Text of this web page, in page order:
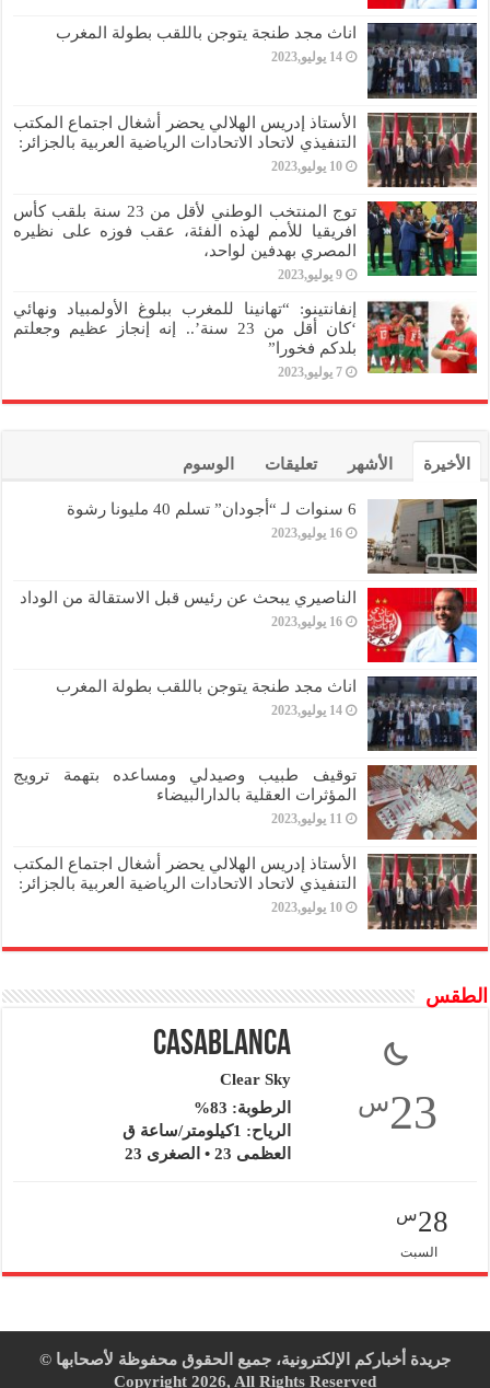
اناث مجد طنجة يتوجن باللقب بطولة المغرب
14 يوليو,2023
الأستاذ إدريس الهلالي يحضر أشغال اجتماع المكتب
التنفيذي لاتحاد الاتحادات الرياضية العربية بالجزائر:
10 يوليو,2023
توج المنتخب الوطني لأقل من 23 سنة بلقب كأس
افريقيا للأمم لهذه الفئة، عقب فوزه على نظيره
المصري بهدفين لواحد،
9 يوليو,2023
إنفانتينو: “تهانينا للمغرب ببلوغ الأولمبياد ونهائي
‘كان أقل من 23 سنة’.. إنه إنجاز عظيم وجعلتم
بلدكم فخورا”
7 يوليو,2023
الأخيرة الأشهر تعليقات الوسوم
6 سنوات لـ “أجودان” تسلم 40 مليونا رشوة
16 يوليو,2023
الناصيري يبحث عن رئيس قبل الاستقالة من الوداد
16 يوليو,2023
اناث مجد طنجة يتوجن باللقب بطولة المغرب
14 يوليو,2023
توقيف طبيب وصيدلي ومساعده بتهمة ترويج
المؤثرات العقلية بالدارالبيضاء
11 يوليو,2023
الأستاذ إدريس الهلالي يحضر أشغال اجتماع المكتب
التنفيذي لاتحاد الاتحادات الرياضية العربية بالجزائر:
10 يوليو,2023
الطقس
23س
Casablanca
Clear Sky
الرطوبة: 83%
الرياح: 1كيلومتر/ساعة ق
العظمى 23 • الصغرى 23
28س
السبت
جريدة أخباركم الإلكترونية، جميع الحقوق محفوظة لأصحابها ©
Copyright 2026, All Rights Reserved